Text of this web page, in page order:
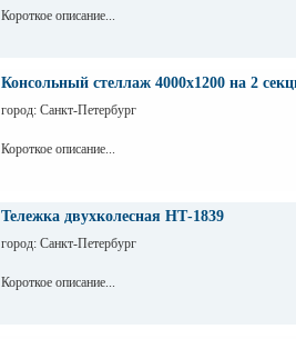
Короткое описание...
Консольный стеллаж 4000х1200 на 2
город: Санкт-Петербург
Короткое описание...
Тележка двухколесная НТ-1839
город: Санкт-Петербург
Короткое описание...